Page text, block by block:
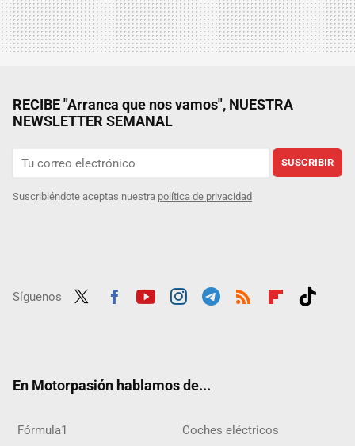
RECIBE "Arranca que nos vamos", NUESTRA
NEWSLETTER SEMANAL
SUSCRIBIR
Suscribiéndote aceptas nuestra política de privacidad
Síguenos
En Motorpasión hablamos de...
Fórmula1 Coches eléctricos